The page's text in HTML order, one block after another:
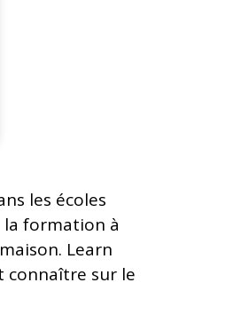
les écoles
la formation à
Learn
connaître sur le